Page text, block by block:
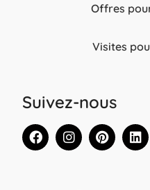
Offres
Visites
Suivez-nous